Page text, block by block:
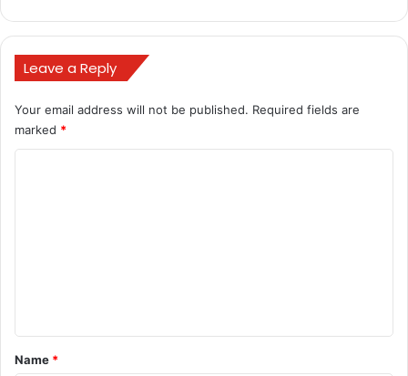
Leave a Reply
Your email address will not be published. Required fields are
marked *
*
Name *